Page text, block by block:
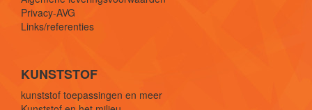
Privacy-AVG
Links/referenties
KUNSTSTOF
kunststof toepassingen en meer